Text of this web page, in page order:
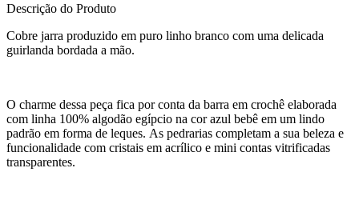
Descrição do Produto
Cobre jarra produzido em puro linho branco com uma delicada
guirlanda bordada a mão.
O charme dessa peça fica por conta da barra em crochê elaborada
com linha 100% algodão egípcio na cor azul bebê em um lindo
padrão em forma de leques. As pedrarias completam a sua beleza e
funcionalidade com cristais em acrílico e mini contas vitrificadas
transparentes.